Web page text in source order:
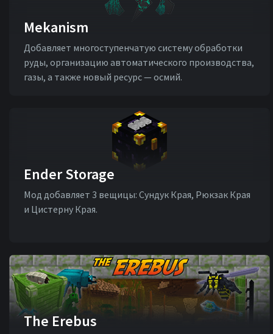
Mekanism
Добавляет многоступенчатую систему обработки
руды, организацию автоматического производства,
газы, а также новый ресурс — осмий.
Ender Storage
Мод добавляет 3 вещицы: Сундук Края, Рюкзак Края
и Цистерну Края.
The Erebus